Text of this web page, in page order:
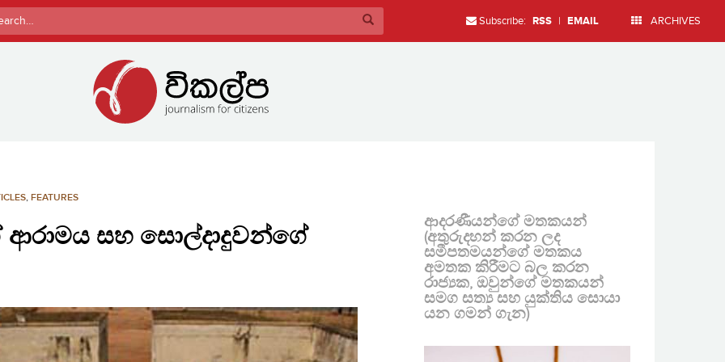
Subscribe: RSS | EMAIL ARCHIVES
, FEATURES
සහ සොල්දාදුවන්ගේ
ආදරණීයන්ගේ මතකයන්
(අතුරුදහන් කරන ලද
සමීපතමයන්ගේ මතකය
අමතක කිරීමට බල කරන
රාජ්‍යක, ඔවුන්ගේ මතකයන්
සමග සත්‍ය සහ යුක්තිය සොයා
යන ගමන් ගැන)